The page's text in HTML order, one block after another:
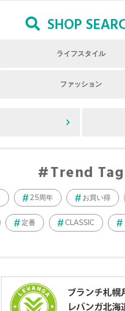
SHOP
ライフスタイル
ファッション
Trend Tag
25周年 お買い得
定番 CLASSIC